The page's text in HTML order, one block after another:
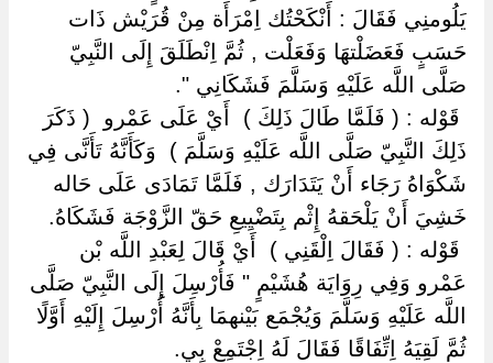
يَلُومنِي فَقَالَ : أَنْكَحْتُك اِمْرَأَة مِنْ قُرَيْش ذَات
حَسَبٍ فَعَضَلْتهَا وَفَعَلْت , ثُمَّ اِنْطَلَقَ إِلَى النَّبِيّ
صَلَّى اللَّه عَلَيْهِ وَسَلَّمَ فَشَكَانِي ".
‏ ‏قَوْله : ( فَلَمَّا طَالَ ذَلِكَ ) ‏ ‏أَيْ عَلَى عَمْرو ‏ ‏( ذَكَرَ
ذَلِكَ النَّبِيّ صَلَّى اللَّه عَلَيْهِ وَسَلَّمَ ) ‏ ‏وَكَأَنَّهُ تَأَنَّى فِي
شَكْوَاهُ رَجَاء أَنْ يَتَدَارَك , فَلَمَّا تَمَادَى عَلَى حَاله
خَشِيَ أَنْ يَلْحَقهُ إِثْم بِتَضْيِيعِ حَقّ الزَّوْجَة فَشَكَاهُ.
‏ ‏قَوْله : ( فَقَالَ اِلْقَنِي ) ‏ ‏أَيْ قَالَ لِعَبْدِ اللَّه بْن
عَمْرو وَفِي رِوَايَة هُشَيْمٍ " فَأُرْسِلَ إِلَى النَّبِيّ صَلَّى
اللَّه عَلَيْهِ وَسَلَّمَ وَيُجْمَع بَيْنهمَا بِأَنَّهُ أُرْسِلَ إِلَيْهِ أَوَّلًا
ثُمَّ لَقِيَهُ اِتِّفَاقًا فَقَالَ لَهُ اِجْتَمِعْ بِي.